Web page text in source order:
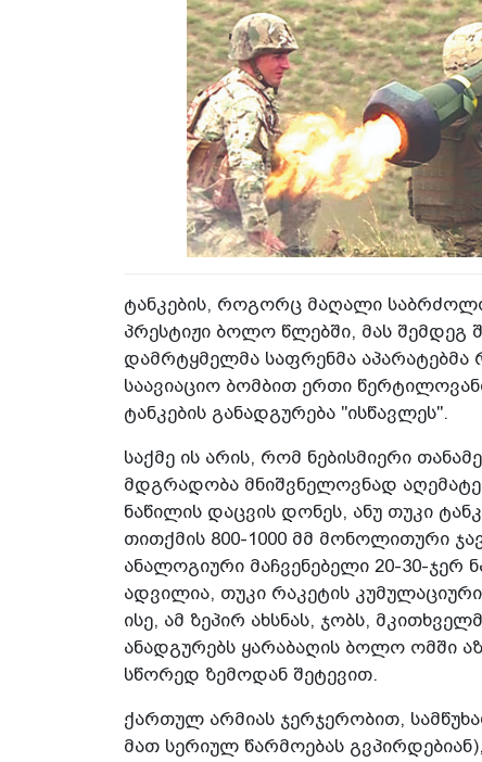
ტანკების, როგორც მაღალი
პრესტიჟი ბოლო წლებში, მას
დამრტყმელმა საფრენმა
საავიაციო ბომბით ერთი
ტანკების განადგურება "ისწავლეს".
საქმე ის არის, რომ ნებისმიერი
მდგრადობა მნიშვნელოვნად
ნაწილის დაცვის დონეს, ანუ თუკი
თითქმის 800-1000 მმ მონოლითური
ანალოგიური მაჩვენებელი 20-30-ჯერ
ადვილია, თუკი რაკეტის
ისე, ამ ზეპირ ახსნას, ჯობს,
ანადგურებს ყარაბაღის ბოლო ომში
სწორედ ზემოდან შეტევით.
ქართულ არმიას ჯერჯერობით,
მათ სერიულ წარმოებას